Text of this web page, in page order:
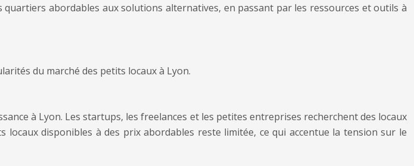
abordables aux solutions alternatives, en passant par les ressources et outils à
du marché des petits locaux à Lyon.
à Lyon. Les startups, les freelances et les petites entreprises recherchent des locaux
disponibles à des prix abordables reste limitée, ce qui accentue la tension sur le